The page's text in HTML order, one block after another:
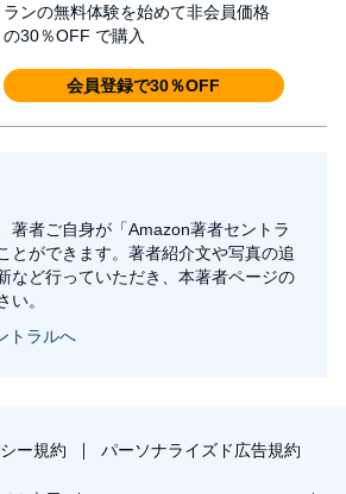
ランの無料体験を始めて非会員価格
の30％OFF で購入
会員登録で30％OFF
著者ご自身が「Amazon著者セントラ
とができます。著者紹介文や写真の追
など行っていただき、本著者ページの
い。
トラルへ
ー規約 パーソナライズド広告規約